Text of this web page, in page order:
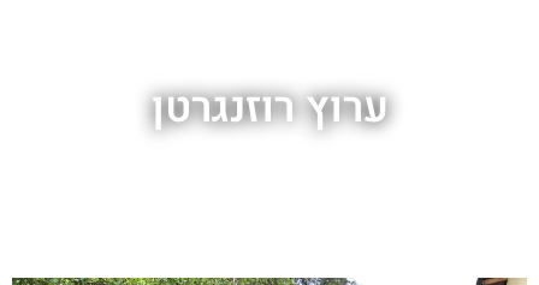
ערוץ רוזנגרטן